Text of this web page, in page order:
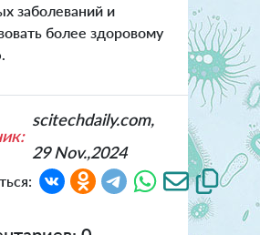
заболеваний и
более здоровому
scitechdaily.com,
29 Nov.,2024